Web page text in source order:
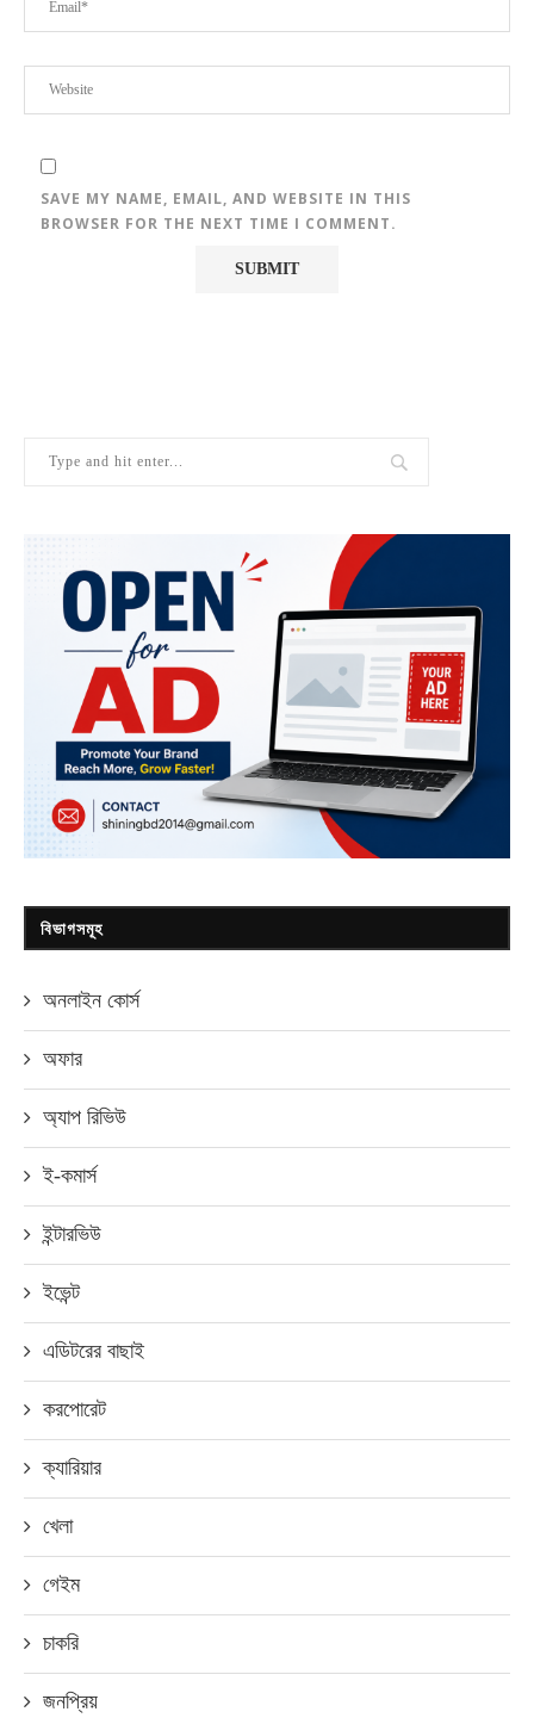
SAVE MY NAME, EMAIL, AND WEBSITE IN THIS
BROWSER FOR THE NEXT TIME I COMMENT.
বিভাগসমূহ
অনলাইন কোর্স
অফার
অ্যাপ রিভিউ
ই-কমার্স
ইন্টারভিউ
ইভেন্ট
এডিটরের বাছাই
করপোরেট
ক্যারিয়ার
খেলা
গেইম
চাকরি
জনপ্রিয়